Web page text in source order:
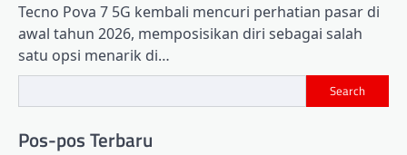
Tecno Pova 7 5G kembali mencuri perhatian pasar di
awal tahun 2026, memposisikan diri sebagai salah
satu opsi menarik di…
Search
Pos-pos Terbaru